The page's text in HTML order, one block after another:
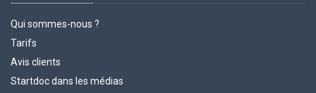
Qui sommes-nous ?
Tarifs
Avis clients
Startdoc dans les médias